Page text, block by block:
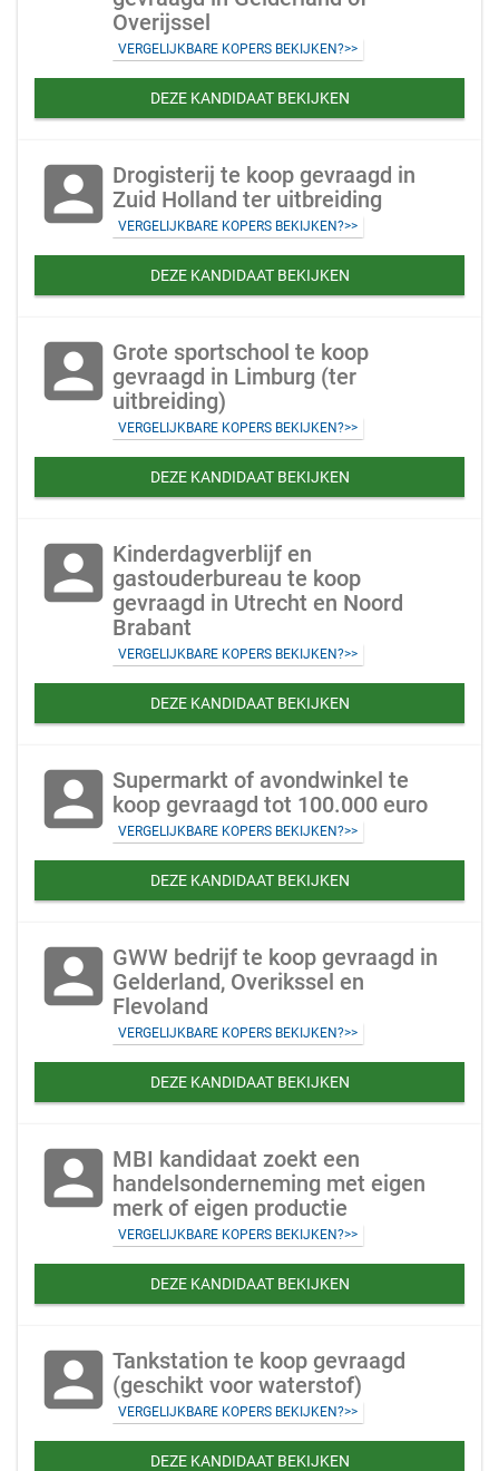
Overijssel
VERGELIJKBARE KOPERS BEKIJKEN?>>
DEZE KANDIDAAT BEKIJKEN
account_box Drogisterij te koop gevraagd in
Zuid Holland ter uitbreiding
VERGELIJKBARE KOPERS BEKIJKEN?>>
DEZE KANDIDAAT BEKIJKEN
account_box Grote sportschool te koop
gevraagd in Limburg (ter
uitbreiding)
VERGELIJKBARE KOPERS BEKIJKEN?>>
DEZE KANDIDAAT BEKIJKEN
account_box Kinderdagverblijf en
gastouderbureau te koop
gevraagd in Utrecht en Noord
Brabant
VERGELIJKBARE KOPERS BEKIJKEN?>>
DEZE KANDIDAAT BEKIJKEN
account_box Supermarkt of avondwinkel te
koop gevraagd tot 100.000 euro
VERGELIJKBARE KOPERS BEKIJKEN?>>
DEZE KANDIDAAT BEKIJKEN
account_box GWW bedrijf te koop gevraagd in
Gelderland, Overikssel en
Flevoland
VERGELIJKBARE KOPERS BEKIJKEN?>>
DEZE KANDIDAAT BEKIJKEN
account_box MBI kandidaat zoekt een
handelsonderneming met eigen
merk of eigen productie
VERGELIJKBARE KOPERS BEKIJKEN?>>
DEZE KANDIDAAT BEKIJKEN
account_box Tankstation te koop gevraagd
(geschikt voor waterstof)
VERGELIJKBARE KOPERS BEKIJKEN?>>
DEZE KANDIDAAT BEKIJKEN